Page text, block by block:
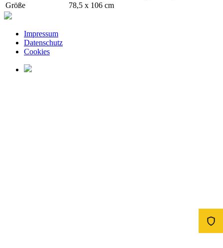
Größe
78,5 x 106 cm
Impressum
Datenschutz
Cookies